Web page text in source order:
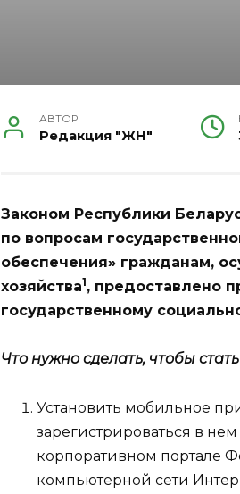
АВТОР
Редакция "ЖН"
Законом Республики
по вопросам
обеспечения» гражданам,
хозяйства1, предоставлено
государственному
Что нужно сделать, чтобы
Установить мобильное
зарегистрироваться в
корпоративном портале
компьютерной сети